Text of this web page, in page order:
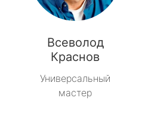
Всеволод
Краснов
Универсальный
мастер